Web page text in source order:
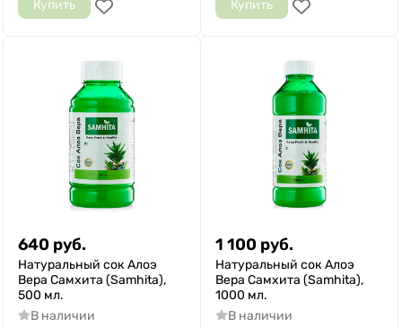
Купить Купить
640 руб.
Натуральный сок Алоэ
Вера Самхита (Samhita),
500 мл.
В наличии
1 100 руб.
Натуральный сок Алоэ
Вера Самхита (Samhita),
1000 мл.
В наличии